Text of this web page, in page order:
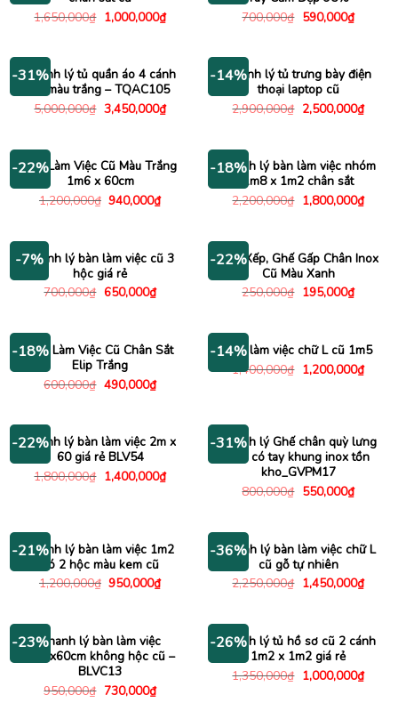
1,650,000₫ Giá
gốc
1,000,000₫Giá
hiện
1,000,000₫.
700,000₫ Giá
590,000₫Giá
hiện
-31%
Thanh lý tủ quần áo 4 cánh
cũ màu trắng – TQAC105
5,000,000₫ Giá
gốc
3,450,000₫Giá
hiện
3,450,000₫.
-14%
Thanh lý tủ trưng bày điện
thoại laptop cũ
2,900,000₫ Giá
gốc
2,500,000₫Giá
hiện
-22%
Bàn Làm Việc Cũ Màu Trắng
1m6 x 60cm
1,200,000₫ Giá
940,000₫Giá
hiện
940,000₫.
-18%
Thanh lý bàn làm việc nhóm
1m8 x 1m2 chân sắt
2,200,000₫ Giá
gốc
1,800,000₫Giá
hiện
-7%
Thanh lý bàn làm việc cũ 3
hộc giá rẻ
700,000₫ Giá
650,000₫Giá
hiện
650,000₫.
-22%
Ghế Xếp, Ghế Gấp Chân Inox
Cũ Màu Xanh
250,000₫ Giá
195,000₫Giá
hiện
-18%
Bàn Làm Việc Cũ Chân Sắt
Elip Trắng
600,000₫ Giá
490,000₫Giá
hiện
490,000₫.
-14%
Bàn làm việc chữ L cũ 1m5
1,400,000₫ Giá
gốc
1,200,000₫Giá
hiện
-22%
Thanh lý bàn làm việc 2m x
60 giá rẻ BLV54
1,800,000₫ Giá
gốc
1,400,000₫Giá
hiện
-31%
Thanh lý Ghế chân quỳ lưng
lưới có tay khung inox tồn
kho_GVPM17
800,000₫ Giá
550,000₫Giá
hiện
-21%
Thanh lý bàn làm việc 1m2
có 2 hộc màu kem cũ
1,200,000₫ Giá
950,000₫Giá
hiện
950,000₫.
-36%
Thanh lý bàn làm việc chữ L
cũ gỗ tự nhiên
2,250,000₫ Giá
gốc
1,450,000₫Giá
hiện
-23%Thanh lý bàn làm việc
1m2x60cm không hộc cũ –
BLVC13
950,000₫ Giá
730,000₫Giá
hiện
-26%
Thanh lý tủ hồ sơ cũ 2 cánh
1m2 x 1m2 giá rẻ
1,350,000₫ Giá
gốc
1,000,000₫Giá
hiện